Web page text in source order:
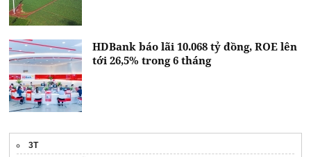
HDBank báo lãi 10.068 tỷ đồng, ROE lên
tới 26,5% trong 6 tháng
3T